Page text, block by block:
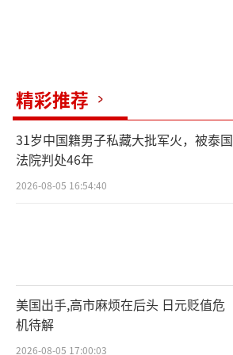
精彩推荐
31岁中国籍男子私藏大批军火，被泰国
法院判处46年
2026-08-05 16:54:40
美国出手,高市麻烦在后头 日元贬值危
机待解
2026-08-05 17:00:03